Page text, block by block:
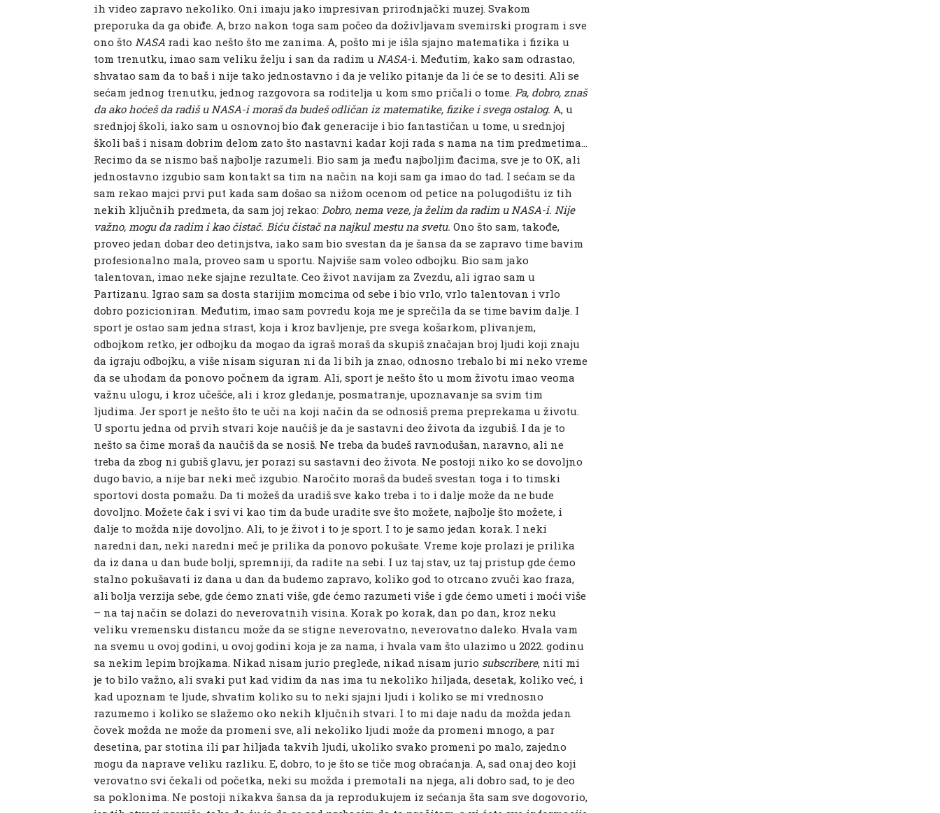
ih video zapravo nekoliko. Oni imaju jako impresivan prirodnjački muzej. Svakom
preporuka da ga obiđe. A, brzo nakon toga sam počeo da doživljavam svemirski program i sve
ono što NASA radi kao nešto što me zanima. A, pošto mi je išla sjajno matematika i fizika u
tom trenutku, imao sam veliku želju i san da radim u NASA-i. Međutim, kako sam odrastao,
shvatao sam da to baš i nije tako jednostavno i da je veliko pitanje da li će se to desiti. Ali se
sećam jednog trenutku, jednog razgovora sa roditelja u kom smo pričali o tome. Pa, dobro, znaš
da ako hoćeš da radiš u NASA-i moraš da budeš odličan iz matematike, fizike i svega ostalog. A, u
srednjoj školi, iako sam u osnovnoj bio đak generacije i bio fantastičan u tome, u srednjoj
školi baš i nisam dobrim delom zato što nastavni kadar koji rada s nama na tim predmetima…
Recimo da se nismo baš najbolje razumeli. Bio sam ja među najboljim đacima, sve je to OK, ali
jednostavno izgubio sam kontakt sa tim na način na koji sam ga imao do tad. I sećam se da
sam rekao majci prvi put kada sam došao sa nižom ocenom od petice na polugodištu iz tih
nekih ključnih predmeta, da sam joj rekao: Dobro, nema veze, ja želim da radim u NASA-i. Nije
važno, mogu da radim i kao čistač. Biću čistač na najkul mestu na svetu. Ono što sam, takođe,
proveo jedan dobar deo detinjstva, iako sam bio svestan da je šansa da se zapravo time bavim
profesionalno mala, proveo sam u sportu. Najviše sam voleo odbojku. Bio sam jako
talentovan, imao neke sjajne rezultate. Ceo život navijam za Zvezdu, ali igrao sam u
Partizanu. Igrao sam sa dosta starijim momcima od sebe i bio vrlo, vrlo talentovan i vrlo
dobro pozicioniran. Međutim, imao sam povredu koja me je sprečila da se time bavim dalje. I
sport je ostao sam jedna strast, koja i kroz bavljenje, pre svega košarkom, plivanjem,
odbojkom retko, jer odbojku da mogao da igraš moraš da skupiš značajan broj ljudi koji znaju
da igraju odbojku, a više nisam siguran ni da li bih ja znao, odnosno trebalo bi mi neko vreme
da se uhodam da ponovo počnem da igram. Ali, sport je nešto što u mom životu imao veoma
važnu ulogu, i kroz učešće, ali i kroz gledanje, posmatranje, upoznavanje sa svim tim
ljudima. Jer sport je nešto što te uči na koji način da se odnosiš prema preprekama u životu.
U sportu jedna od prvih stvari koje naučiš je da je sastavni deo života da izgubiš. I da je to
nešto sa čime moraš da naučiš da se nosiš. Ne treba da budeš ravnodušan, naravno, ali ne
treba da zbog ni gubiš glavu, jer porazi su sastavni deo života. Ne postoji niko ko se dovoljno
dugo bavio, a nije bar neki meč izgubio. Naročito moraš da budeš svestan toga i to timski
sportovi dosta pomažu. Da ti možeš da uradiš sve kako treba i to i dalje može da ne bude
dovoljno. Možete čak i svi vi kao tim da bude uradite sve što možete, najbolje što možete, i
dalje to možda nije dovoljno. Ali, to je život i to je sport. I to je samo jedan korak. I neki
naredni dan, neki naredni meč je prilika da ponovo pokušate. Vreme koje prolazi je prilika
da iz dana u dan bude bolji, spremniji, da radite na sebi. I uz taj stav, uz taj pristup gde ćemo
stalno pokušavati iz dana u dan da budemo zapravo, koliko god to otrcano zvuči kao fraza,
ali bolja verzija sebe, gde ćemo znati više, gde ćemo razumeti više i gde ćemo umeti i moći više
– na taj način se dolazi do neverovatnih visina. Korak po korak, dan po dan, kroz neku
veliku vremensku distancu može da se stigne neverovatno, neverovatno daleko. Hvala vam
na svemu u ovoj godini, u ovoj godini koja je za nama, i hvala vam što ulazimo u 2022. godinu
sa nekim lepim brojkama. Nikad nisam jurio preglede, nikad nisam jurio subscribere, niti mi
je to bilo važno, ali svaki put kad vidim da nas ima tu nekoliko hiljada, desetak, koliko već, i
kad upoznam te ljude, shvatim koliko su to neki sjajni ljudi i koliko se mi vrednosno
razumemo i koliko se slažemo oko nekih ključnih stvari. I to mi daje nadu da možda jedan
čovek možda ne može da promeni sve, ali nekoliko ljudi može da promeni mnogo, a par
desetina, par stotina ili par hiljada takvih ljudi, ukoliko svako promeni po malo, zajedno
mogu da naprave veliku razliku. E, dobro, to je što se tiče mog obraćanja. A, sad onaj deo koji
verovatno svi čekali od početka, neki su možda i premotali na njega, ali dobro sad, to je deo
sa poklonima. Ne postoji nikakva šansa da ja reprodukujem iz sećanja šta sam sve dogovorio,